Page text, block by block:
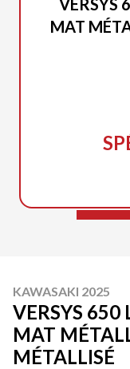
MAT
KAWASAKI 2025
VERSYS 650
MAT
MÉTALLISÉ